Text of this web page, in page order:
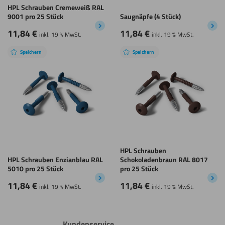
HPL Schrauben Cremeweiß RAL
9001 pro 25 Stück
11,84€ inkl. 19 % MwSt.
Saugnäpfe (4 Stück)
11,84€ inkl. 19 % MwSt.
Speichern
HPL Schrauben Enzianblau RAL
5010 pro 25 Stück
11,84€ inkl. 19 % MwSt.
Speichern
HPL Schrauben
Schokoladenbraun RAL 8017
pro 25 Stück
11,84€ inkl. 19 % MwSt.